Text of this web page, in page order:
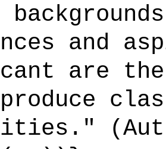
and
are